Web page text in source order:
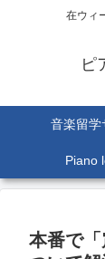
在ウィ
ピ
音楽留学
Piano
本番で